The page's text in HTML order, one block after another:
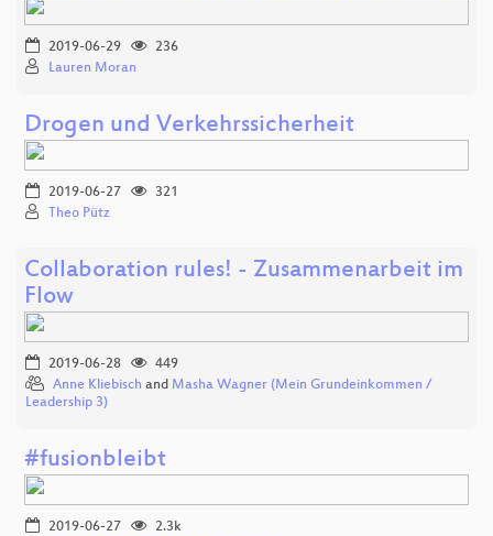
2019-06-29
236
Lauren Moran
Drogen und Verkehrssicherheit
2019-06-27
321
Theo Pütz
Collaboration rules! - Zusammenarbeit im
Flow
2019-06-28
449
Anne Kliebisch and Masha Wagner (Mein Grundeinkommen /
Leadership 3)
#fusionbleibt
2019-06-27
2.3k